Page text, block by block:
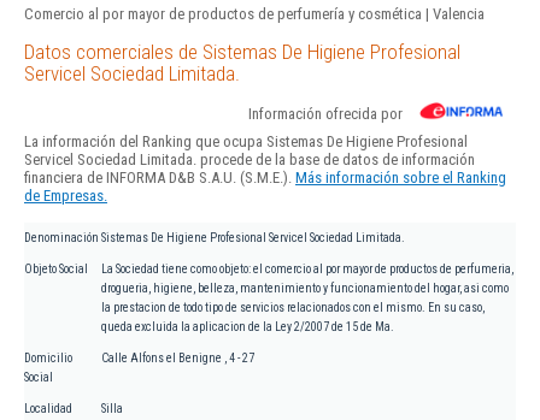
Comercio al por mayor de productos de perfumería y cosmética | Valencia
Datos comerciales de Sistemas De Higiene Profesional
Servicel Sociedad Limitada.
Información ofrecida por
La información del Ranking que ocupa Sistemas De Higiene Profesional
Servicel Sociedad Limitada. procede de la base de datos de información
financiera de INFORMA D&B S.A.U. (S.M.E.). Más información sobre el Ranking
de Empresas.
Denominación Sistemas De Higiene Profesional Servicel Sociedad Limitada.
Objeto Social
La Sociedad tiene como objeto: el comercio al por mayor de productos de perfumeria,
drogueria, higiene, belleza, mantenimiento y funcionamiento del hogar, asi como
la prestacion de todo tipo de servicios relacionados con el mismo. En su caso,
queda excluida la aplicacion de la Ley 2/2007 de 15 de Ma.
Domicilio
Social
Calle Alfons el Benigne , 4 - 27
Localidad Silla